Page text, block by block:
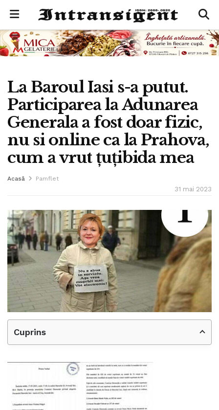
La Baroul Iasi s-a putut.
Participarea la Adunarea
Generala a fost doar fizic,
nu si online ca la Prahova,
cum a vrut țuțibida mea
Acasă Pamflet
31 mai 2023
Cuprins